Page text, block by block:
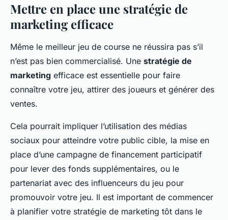
Mettre en place une stratégie de
marketing efficace
Même le meilleur jeu de course ne réussira pas s’il
n’est pas bien commercialisé. Une stratégie de
marketing efficace est essentielle pour faire
connaître votre jeu, attirer des joueurs et générer des
ventes.
Cela pourrait impliquer l’utilisation des médias
sociaux pour atteindre votre public cible, la mise en
place d’une campagne de financement participatif
pour lever des fonds supplémentaires, ou le
partenariat avec des influenceurs du jeu pour
promouvoir votre jeu. Il est important de commencer
à planifier votre stratégie de marketing tôt dans le